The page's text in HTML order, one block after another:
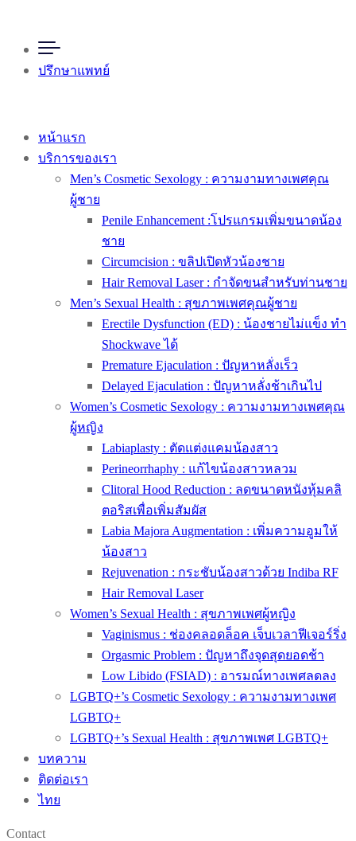
ปรึกษาแพทย์
หน้าแรก
บริการของเรา
Men’s Cosmetic Sexology : ความงามทางเพศคุณ
ผู้ชาย
Penile Enhancement :โปรแกรมเพิ่มขนาดน้อง
ชาย
Circumcision : ขลิปเปิดหัวน้องชาย
Hair Removal Laser : กำจัดขนสำหรับท่านชาย
Men’s Sexual Health : สุขภาพเพศคุณผู้ชาย
Erectile Dysfunction (ED) : น้องชายไม่แข็ง ทำ
Shockwave ได้
Premature Ejaculation : ปัญหาหลั่งเร็ว
Delayed Ejaculation : ปัญหาหลั่งช้าเกินไป
Women’s Cosmetic Sexology : ความงามทางเพศคุณ
ผู้หญิง
Labiaplasty : ตัดแต่งแคมน้องสาว
Perineorrhaphy : แก้ไขน้องสาวหลวม
Clitoral Hood Reduction : ลดขนาดหนังหุ้มคลิ
ตอริสเพื่อเพิ่มสัมผัส
Labia Majora Augmentation : เพิ่มความอูมให้
น้องสาว
Rejuvenation : กระชับน้องสาวด้วย Indiba RF
Hair Removal Laser
Women’s Sexual Health : สุขภาพเพศผู้หญิง
Vaginismus : ช่องคลอดล็อค เจ็บเวลาฟีเจอร์ริ่ง
Orgasmic Problem : ปัญหาถึงจุดสุดยอดช้า
Low Libido (FSIAD) : อารมณ์ทางเพศลดลง
LGBTQ+’s Cosmetic Sexology : ความงามทางเพศ
LGBTQ+
LGBTQ+’s Sexual Health : สุขภาพเพศ LGBTQ+
บทความ
ติดต่อเรา
ไทย
Contact